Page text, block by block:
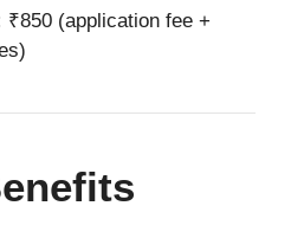
₹850 (application fee +